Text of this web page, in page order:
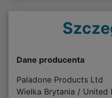
Dane producenta
Paladone Products Ltd
Wielka Brytania / United